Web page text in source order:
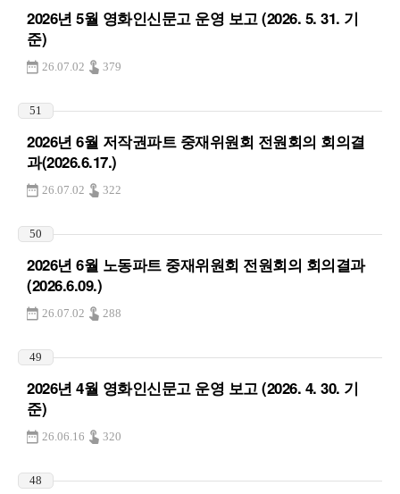
2026년 5월 영화인신문고 운영 보고 (2026. 5. 31. 기
준)
26.07.02 379
51
2026년 6월 저작권파트 중재위원회 전원회의 회의결
과(2026.6.17.)
26.07.02 322
50
2026년 6월 노동파트 중재위원회 전원회의 회의결과
(2026.6.09.)
26.07.02 288
49
2026년 4월 영화인신문고 운영 보고 (2026. 4. 30. 기
준)
26.06.16 320
48